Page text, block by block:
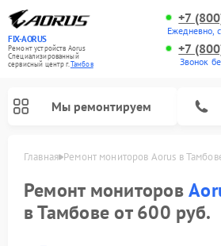
FIX-AORUS
Ремонт устройств Aorus
Специализированный
cервисный центр г.Тамбов
+7
Ежедневно,
+7
Звонок
Мы ремонтируем
Главная Ремонт мониторов Aorus в
Ремонт мониторов
в Тамбове от 600 руб.